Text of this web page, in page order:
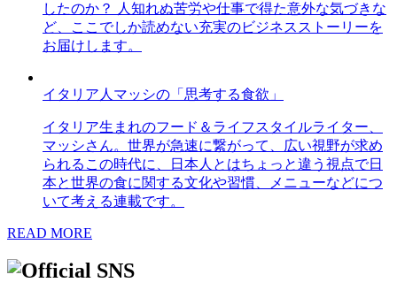
したのか？ 人知れぬ苦労や仕事で得た意外な気づきな
ど、ここでしか読めない充実のビジネスストーリーを
お届けします。
イタリア人マッシの「思考する食欲」
イタリア生まれのフード＆ライフスタイルライター、
マッシさん。世界が急速に繋がって、広い視野が求め
られるこの時代に、日本人とはちょっと違う視点で日
本と世界の食に関する文化や習慣、メニューなどにつ
いて考える連載です。
READ MORE